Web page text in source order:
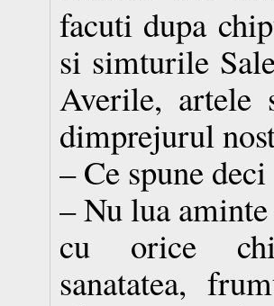
facuti dupa
si simturile
Averile, artele
dimprejurul
– Ce spune
– Nu lua
cu orice
sanatatea,